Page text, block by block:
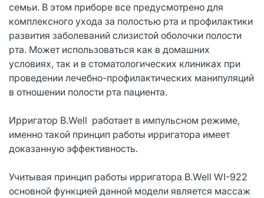
семьи. В этом приборе все предусмотрено для
комплексного ухода за полостью рта и профилактики
развития заболеваний слизистой оболочки полости
рта. Может использоваться как в домашних
условиях, так и в стоматологических клиниках при
проведении лечебно-профилактических манипуляций
в отношении полости рта пациента.
Ирригатор B.Well работает в импульсном режиме,
именно такой принцип работы ирригатора имеет
доказанную эффективность.
Учитывая принцип работы ирригатора B.Well WI-922
основной функцией данной модели является массаж